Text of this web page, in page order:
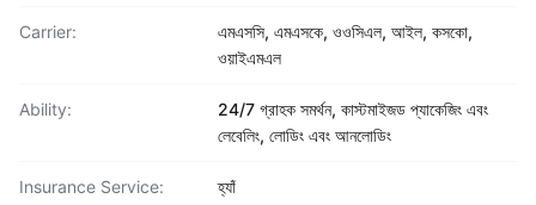
Carrier:
এমএসসি, এমএসকে, ওওসিএল, আইল, কসকো,
ওয়াইএমএল
Ability:
24/7 গ্রাহক সমর্থন, কাস্টমাইজড প্যাকেজিং এবং
লেবেলিং, লোডিং এবং আনলোডিং
Insurance Service: হ্যাঁ